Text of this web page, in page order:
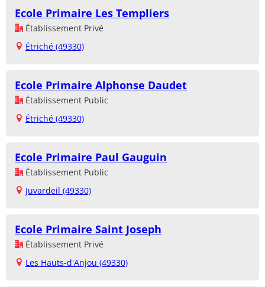
Ecole Primaire Les Templiers
Établissement Privé
Étriché (49330)
Ecole Primaire Alphonse Daudet
Établissement Public
Étriché (49330)
Ecole Primaire Paul Gauguin
Établissement Public
Juvardeil (49330)
Ecole Primaire Saint Joseph
Établissement Privé
Les Hauts-d'Anjou (49330)